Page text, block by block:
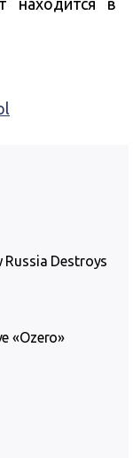
находится в
Destroys
«Ozero»